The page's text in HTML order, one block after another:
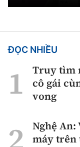
ĐỌC NHIỀU
Truy tìm
cô gái
vong
Nghệ An:
máy trên